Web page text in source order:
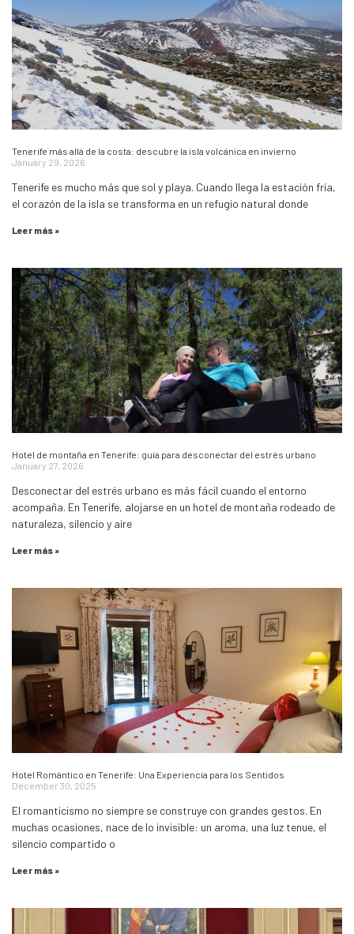
Tenerife más allá de la costa: descubre la isla volcánica en invierno
January 29, 2026
Tenerife es mucho más que sol y playa. Cuando llega la estación fría,
el corazón de la isla se transforma en un refugio natural donde
Leer más »
Hotel de montaña en Tenerife: guía para desconectar del estrés urbano
January 27, 2026
Desconectar del estrés urbano es más fácil cuando el entorno
acompaña. En Tenerife, alojarse en un hotel de montaña rodeado de
naturaleza, silencio y aire
Leer más »
Hotel Romántico en Tenerife: Una Experiencia para los Sentidos
December 30, 2025
El romanticismo no siempre se construye con grandes gestos. En
muchas ocasiones, nace de lo invisible: un aroma, una luz tenue, el
silencio compartido o
Leer más »